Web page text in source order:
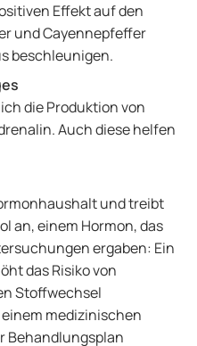
Effekt auf den
und Cayennepfeffer
beschleunigen.
die Produktion von
Auch diese helfen
und treibt
an, einem Hormon, das
ergaben: Ein
das Risiko von
Stoffwechsel
medizinischen
Behandlungsplan